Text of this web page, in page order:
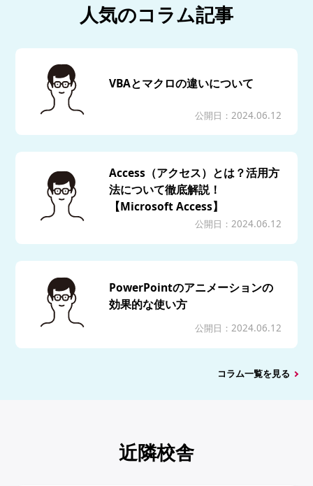
人気のコラム記事
VBAとマクロの違いについて
公開日：2024.06.12
Access（アクセス）とは？活用方
法について徹底解説！
【Microsoft Access】
公開日：2024.06.12
PowerPointのアニメーションの
効果的な使い方
公開日：2024.06.12
コラム一覧を見る
近隣校舎